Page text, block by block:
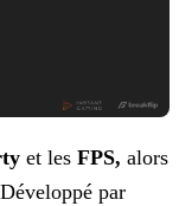
et les FPS, alors
par